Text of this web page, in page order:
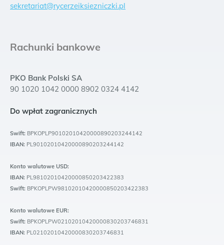
sekretariat@rycerzeiksiezniczki.pl
Rachunki bankowe
PKO Bank Polski SA
90 1020 1042 0000 8902 0324 4142
Do wpłat zagranicznych
Swift: BPKOPLP90102010420000890203244142
IBAN: PL90102010420000890203244142
Konto walutowe USD:
IBAN: PL98102010420000850203422383
Swift: BPKOPLPW98102010420000850203422383
Konto walutowe EUR:
Swift: BPKOPLPW02102010420000830203746831
IBAN: PL02102010420000830203746831